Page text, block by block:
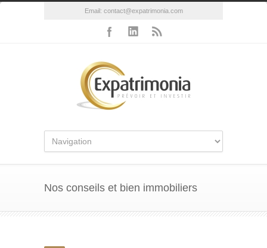
Email: contact@expatrimonia.com
Nos conseils et bien immobiliers